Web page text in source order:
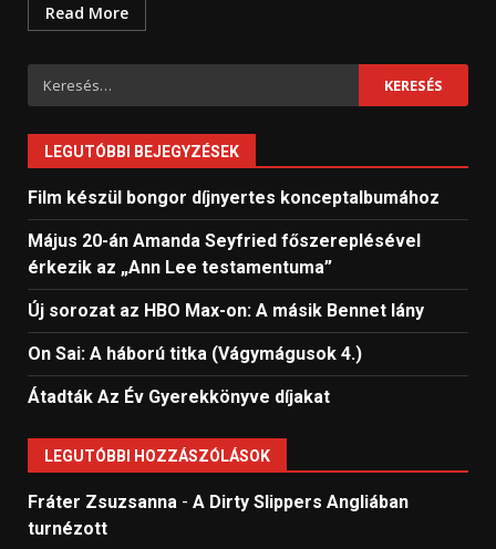
Read More
Keresés:
LEGUTÓBBI BEJEGYZÉSEK
Film készül bongor díjnyertes konceptalbumához
Május 20-án Amanda Seyfried főszereplésével
érkezik az „Ann Lee testamentuma”
Új sorozat az HBO Max-on: A másik Bennet lány
On Sai: A ​háború titka (Vágymágusok 4.)
Átadták Az Év Gyerekkönyve díjakat
LEGUTÓBBI HOZZÁSZÓLÁSOK
Fráter Zsuzsanna - A Dirty Slippers Angliában
turnézott